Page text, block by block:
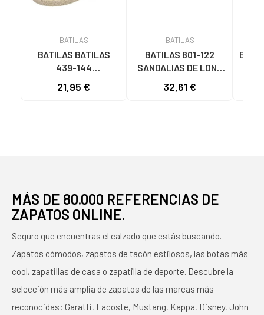
BATILAS
BATILAS BATILAS
439-144
ESPARTO PIEDRA
21,95 €
BATILAS
BATILAS 801-122
SANDALIAS DE LONA
32,61 €
MÁS DE 80.000 REFERENCIAS DE
ZAPATOS ONLINE.
Seguro que encuentras el calzado que estás buscando.
Zapatos cómodos, zapatos de tacón estilosos, las botas más
cool, zapatillas de casa o zapatilla de deporte. Descubre la
selección más amplia de zapatos de las marcas más
reconocidas: Garatti, Lacoste, Mustang, Kappa, Disney, John